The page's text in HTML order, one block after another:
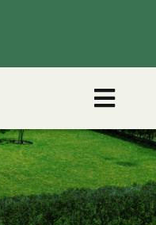
Accueil
Nos services